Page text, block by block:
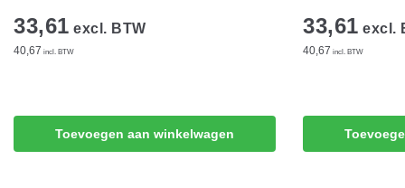
33,61 excl. BTW
40,67 incl. BTW
Toevoegen aan winkelwagen
33,61 excl.
40,67 incl. BTW